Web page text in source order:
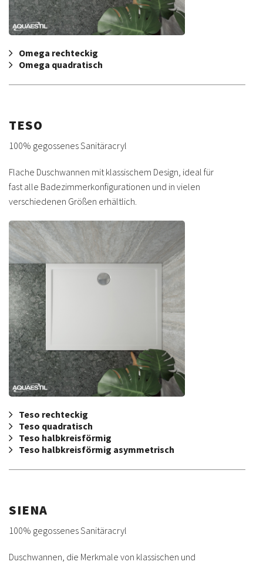
Omega rechteckig
Omega quadratisch
TESO
100% gegossenes Sanitäracryl
Flache Duschwannen mit klassischem Design, ideal für
fast alle Badezimmerkonfigurationen und in vielen
verschiedenen Größen erhältlich.
Teso rechteckig
Teso quadratisch
Teso halbkreisförmig
Teso halbkreisförmig asymmetrisch
SIENA
100% gegossenes Sanitäracryl
Duschwannen, die Merkmale von klassischen und